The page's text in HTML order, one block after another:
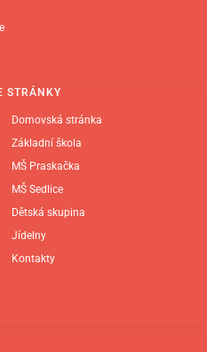
STRÁNKY
Domovská stránka
Základní škola
MŠ Praskačka
MŠ Sedlice
Dětská skupina
Jídelny
Kontakty